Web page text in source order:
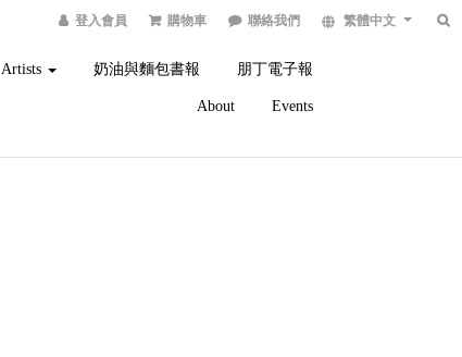
登入會員 購物車 聯絡我們 繁體中文
Artists 奶油與麵包書報 朋丁電子報
About Events